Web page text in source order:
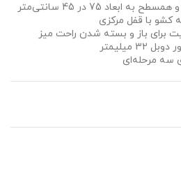
به ابعاد 75 در 45 سانتی‌متر
کشو با قفل مرکزی
برای باز و بسته شدن راحت میز
میلیمتر
سه مرحله‌ای